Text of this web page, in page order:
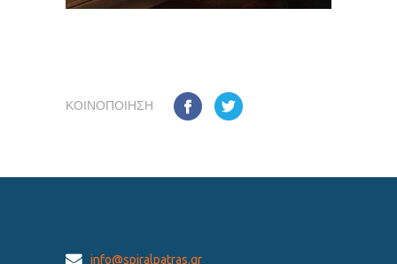
ΚΟΙΝΟΠΟΊΗΣΗ
info@spiralpatras.gr